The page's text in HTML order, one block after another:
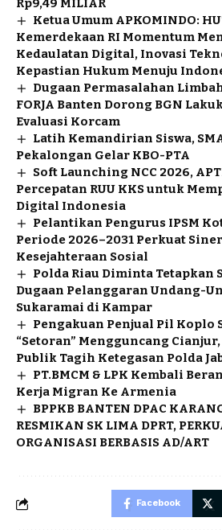
Rp9,49 MILIAR
Ketua Umum APKOMINDO:
Kemerdekaan RI Momentum
Kedaulatan Digital, Inovasi
Kepastian Hukum Menuju
Dugaan Permasalahan
FORJA Banten Dorong BGN
Evaluasi Korcam
Latih Kemandirian Siswa,
Pekalongan Gelar KBO-PTA
Soft Launching NCC 2026,
Percepatan RUU KKS untuk
Digital Indonesia
Pelantikan Pengurus IPSM
Periode 2026–2031 Perkuat
Kesejahteraan Sosial
Polda Riau Diminta Tetapkan
Dugaan Pelanggaran Undang-
Sukaramai di Kampar
Pengakuan Penjual Pil Koplo
“Setoran” Mengguncang
Publik Tagih Ketegasan Polda
PT.BMCM & LPK Kembali
Kerja Migran Ke Armenia
BPPKB BANTEN DPAC
RESMIKAN SK LIMA DPRT,
ORGANISASI BERBASIS AD/ART
Facebook